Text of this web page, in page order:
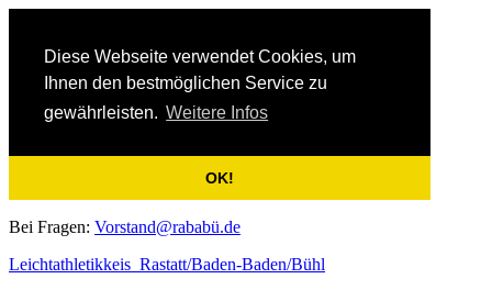
Diese Webseite verwendet Cookies, um
Ihnen den bestmöglichen Service zu
gewährleisten. Weitere Infos
OK!
Bei Fragen: Vorstand@rababü.de
Leichtathletikkeis Rastatt/Baden-Baden/Bühl